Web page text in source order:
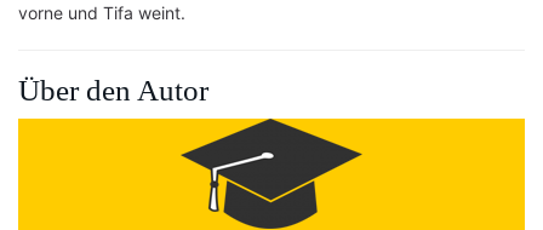
vorne und Tifa weint.
Über den Autor